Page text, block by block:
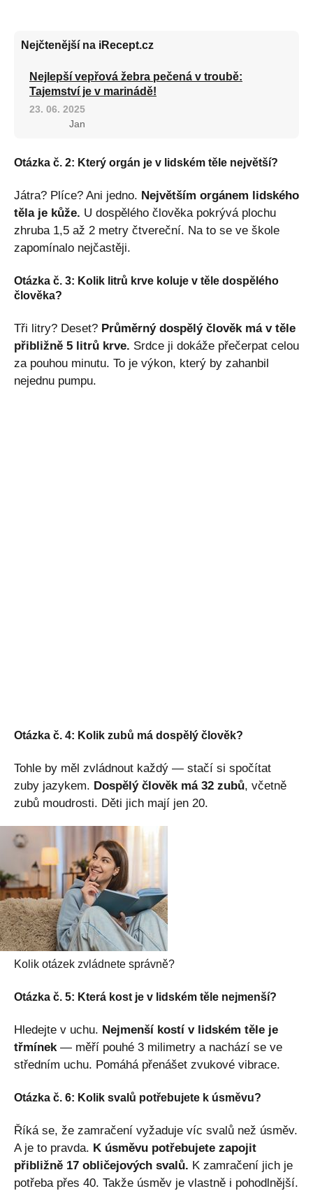
Nejčtenější na iRecept.cz
Nejlepší vepřová žebra pečená v troubě:
Tajemství je v marinádě!
23. 06. 2025
Jan
Otázka č. 2: Který orgán je v lidském těle největší?
Játra? Plíce? Ani jedno. Největším orgánem lidského
těla je kůže. U dospělého člověka pokrývá plochu
zhruba 1,5 až 2 metry čtvereční. Na to se ve škole
zapomínalo nejčastěji.
Otázka č. 3: Kolik litrů krve koluje v těle dospělého
člověka?
Tři litry? Deset? Průměrný dospělý člověk má v těle
přibližně 5 litrů krve. Srdce ji dokáže přečerpat celou
za pouhou minutu. To je výkon, který by zahanbil
nejednu pumpu.
Otázka č. 4: Kolik zubů má dospělý člověk?
Tohle by měl zvládnout každý — stačí si spočítat
zuby jazykem. Dospělý člověk má 32 zubů, včetně
zubů moudrosti. Děti jich mají jen 20.
Kolik otázek zvládnete správně?
Otázka č. 5: Která kost je v lidském těle nejmenší?
Hledejte v uchu. Nejmenší kostí v lidském těle je
třmínek— měří pouhé 3 milimetry a nachází se ve
středním uchu. Pomáhá přenášet zvukové vibrace.
Otázka č. 6: Kolik svalů potřebujete k úsměvu?
Říká se, že zamračení vyžaduje víc svalů než úsměv.
A je to pravda. K úsměvu potřebujete zapojit
přibližně 17 obličejových svalů. K zamračení jich je
potřeba přes 40. Takže úsměv je vlastně i pohodlnější.